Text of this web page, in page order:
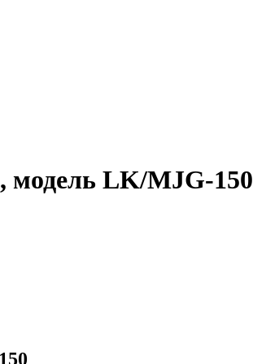
модель LK/MJG-150